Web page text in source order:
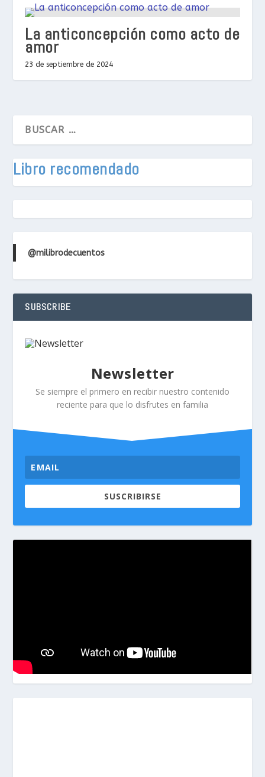
La anticoncepción como acto de
amor
23 de septiembre de 2024
Libro recomendado
@milibrodecuentos
SUBSCRIBE
Newsletter
Se siempre el primero en recibir nuestro contenido
reciente para que lo disfrutes en familia
SUSCRIBIRSE